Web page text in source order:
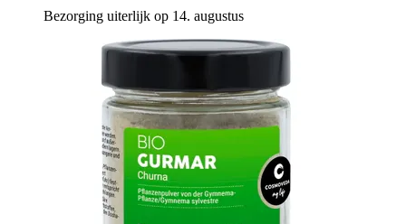
Bezorging uiterlijk op 14. augustus